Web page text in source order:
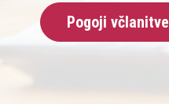
Pogoji včlanitve